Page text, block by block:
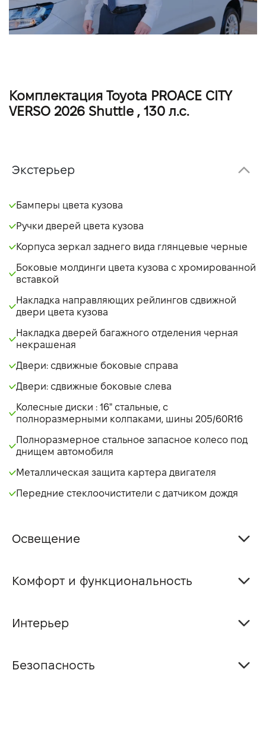
Комплектация Toyota PROACE CITY
VERSO 2026 Shuttle , 130 л.с.
Экстерьер
Бамперы цвета кузова
Ручки дверей цвета кузова
Корпуса зеркал заднего вида глянцевые черные
Боковые молдинги цвета кузова с хромированной
вставкой
Накладка направляющих рейлингов сдвижной
двери цвета кузова
Накладка дверей багажного отделения черная
некрашеная
Двери: сдвижные боковые справа
Двери: сдвижные боковые слева
Колесные диски : 16" стальные, с
полноразмерными колпаками, шины 205/60R16
Полноразмерное стальное запасное колесо под
днищем автомобиля
Металлическая защита картера двигателя
Передние стеклоочистители с датчиком дождя
Освещение
Комфорт и функциональность
Интерьер
Безопасность